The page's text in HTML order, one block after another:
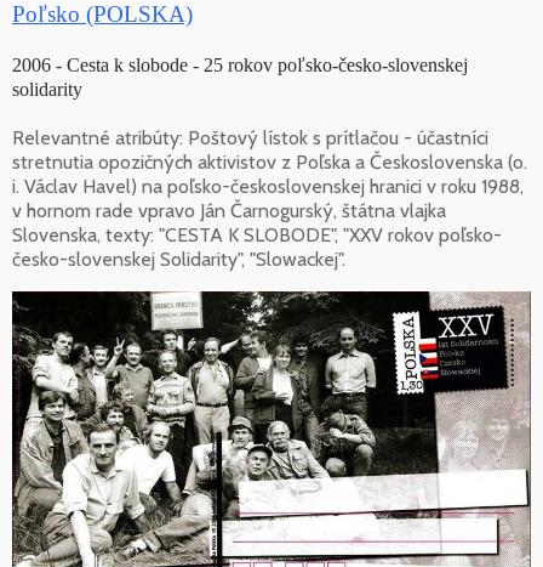
Poľsko (POLSKA)
2006 - Cesta k slobode - 25 rokov poľsko-česko-slovenskej
solidarity
Relevantné atribúty: Poštový lístok s prítlačou - účastníci
stretnutia opozičných aktivistov z Poľska a Československa (o.
i. Václav Havel) na poľsko-československej hranici v roku 1988,
v hornom rade vpravo Ján Čarnogurský, štátna vlajka
Slovenska, texty: "CESTA K SLOBODE", "XXV rokov poľsko-
česko-slovenskej Solidarity", "Slowackej".